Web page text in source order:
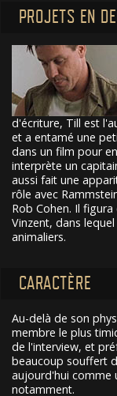
PROJETS EN
d'écriture, Till est
et a entamé une
dans un film pour
interprète un
aussi fait une
rôle avec
Rob Cohen. Il
Vinzent, dans
animaliers.
CARACTÈRE
Au-delà de son
membre le plus
de l'interview, et
beaucoup souffert
aujourd'hui comme
notamment.